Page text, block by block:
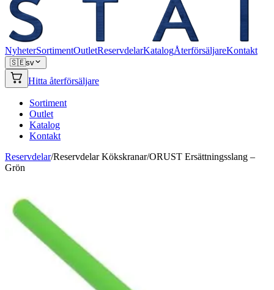
NyheterSortimentOutletReservdelarKatalogÅterförsäljareKontakt
🇸🇪sv
Hitta återförsäljare
Sortiment
Outlet
Katalog
Kontakt
Reservdelar/Reservdelar Kökskranar/ORUST Ersättningsslang –
Grön